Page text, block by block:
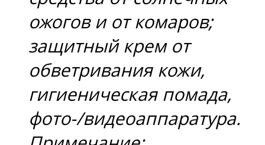
ожогов и от комаров;
защитный крем от
обветривания кожи,
гигиеническая помада,
фото-/видеоаппаратура.